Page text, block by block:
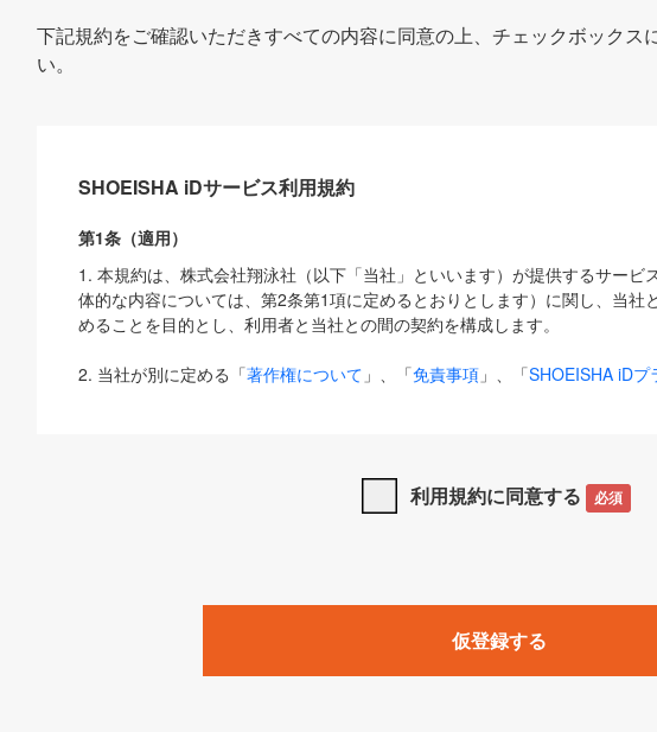
下記規約をご確認いただきすべての内容に同意の上、チェックボックス
い。
SHOEISHA iDサービス利用規約
第1条（適用）
1. 本規約は、株式会社翔泳社（以下「当社」といいます）が提供するサービ
体的な内容については、第2条第1項に定めるとおりとします）に関し、当社
めることを目的とし、利用者と当社との間の契約を構成します。
2. 当社が別に定める「著作権について 」、「免責事項 」、「SHOEISHA iDプ
は、本規約の規定が優先して適用されるものとします。
1. 「本サービス」とは、当社が提供する以下のサービス（名称や内容が変更
みます）及びこれらサービスに関連して当社が実施するイベントやキャンペ
「SEBook」「SEShop」「CodeZine」「MarkeZine」「EnterpriseZine」「
利用規約に同意する 必須
仮登録する